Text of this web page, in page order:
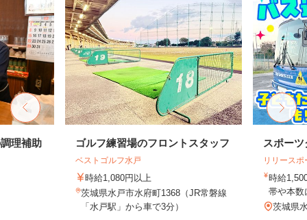
理補助 ゴルフ練習場のフロントスタッフ
ベストゴルフ水戸
時給1,080円以上
茨城県水戸市水府町1368（JR常磐線
「水戸駅」から車で3分）
スポー
リリース
時給
帯や本
茨城県